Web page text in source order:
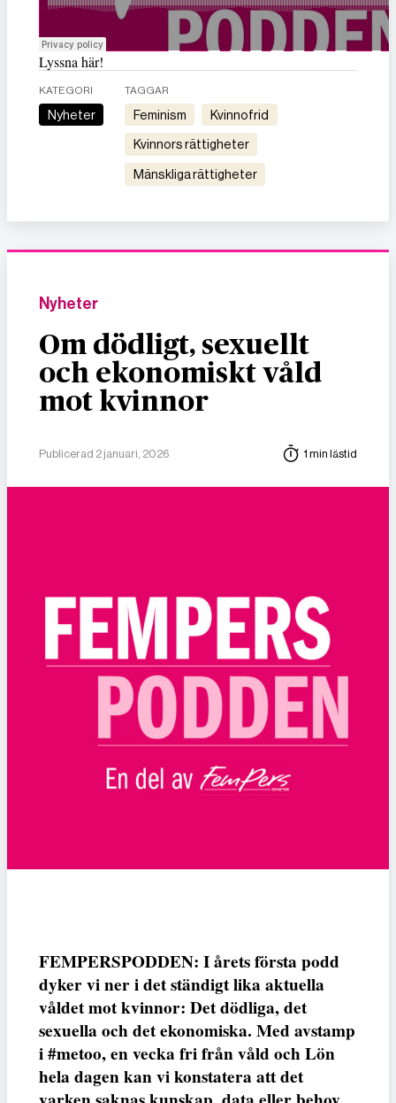
Lyssna här!
KATEGORI
Nyheter
TAGGAR
feminism kvinnofrid
kvinnors rättigheter
mänskliga rättigheter
Nyheter
Om dödligt, sexuellt
och ekonomiskt våld
mot kvinnor
Publicerad 2 januari, 2026 1 min lästid
FEMPERSPODDEN: I årets första podd
dyker vi ner i det ständigt lika aktuella
våldet mot kvinnor: Det dödliga, det
sexuella och det ekonomiska. Med avstamp
i #metoo, en vecka fri från våld och Lön
hela dagen kan vi konstatera att det